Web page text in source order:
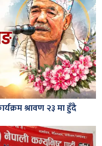
श्रावण २३ मा हुँदै